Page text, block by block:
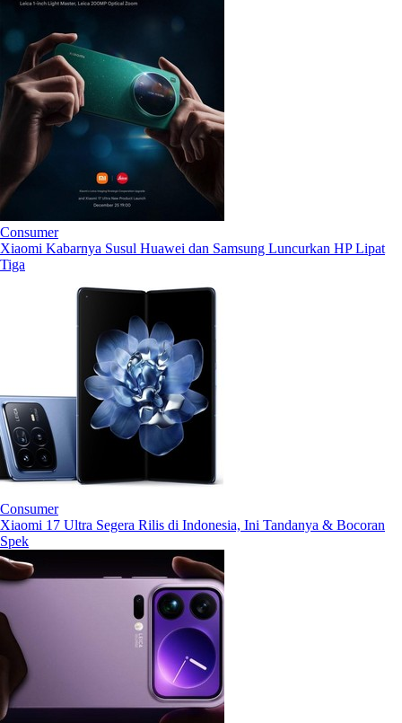
Consumer
Xiaomi Kabarnya Susul Huawei dan Samsung Luncurkan HP Lipat
Tiga
Consumer
Xiaomi 17 Ultra Segera Rilis di Indonesia, Ini Tandanya & Bocoran
Spek